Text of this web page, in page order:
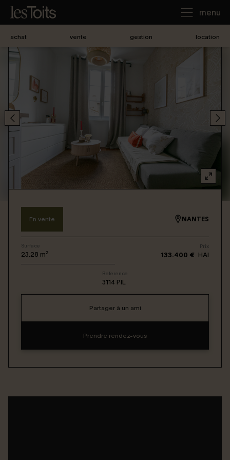
menu
Je loue
Notre agence
Connexion / Inscription
Espace Bailleur / Locataire
achat vente gestion location
En vente NANTES
Surface
23.28 m²
Prix
133.400 € HAI
Reference
3114 PIL
Partager à un ami
Prendre rendez-vous